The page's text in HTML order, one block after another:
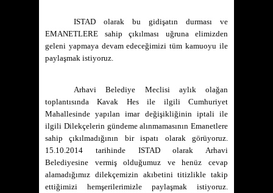
ISTAD olarak bu gidişatın durması ve
EMANETLERE sahip çıkılması uğruna elimizden
geleni yapmaya devam edeceğimizi tüm kamuoyu ile
paylaşmak istiyoruz.
Arhavi Belediye Meclisi aylık olağan
toplantısında Kavak Hes ile ilgili Cumhuriyet
Mahallesinde yapılan imar değişikliğinin iptali ile
ilgili Dilekçelerin gündeme alınmamasının Emanetlere
sahip çıkılmadığının bir ispatı olarak görüyoruz.
15.10.2014 tarihinde ISTAD olarak Arhavi
Belediyesine vermiş olduğumuz ve henüz cevap
alamadığımız dilekçemizin akıbetini titizlikle takip
ettiğimizi hemşerilerimizle paylaşmak istiyoruz.